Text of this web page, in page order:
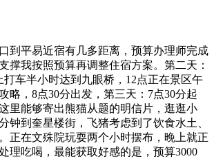
平易近宿有几多距离，预算办理师完成
撑我按照预算再调整住宿方案。第二天：
打车半小时达到九眼桥，12点正在景区午
略，8点30分出发，第三天：7点30分起
里能够寄出熊猫从题的明信片，逛逛小
钟到奎星楼街，飞猪考虑到了饮食水土、
正在文殊院玩耍两个小时摆布，晚上就正
理吃喝，最能获取好感的是，预算3000